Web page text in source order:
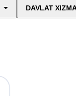
DAVLAT